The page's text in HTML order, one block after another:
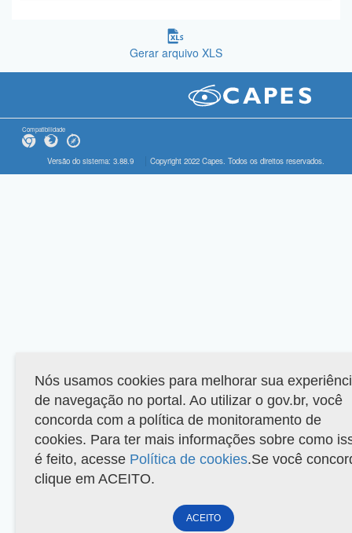
Gerar arquivo XLS
Compatibilidade
Versão do sistema: 3.88.9 Copyright 2022 Capes. Todos os direitos reservados.
Nós usamos cookies para melhorar sua
de navegação no portal. Ao utilizar o gov.br, você
concorda com a política de monitoramento de
cookies. Para ter mais informações sobre como
é feito, acesse Política de cookies.Se você
clique em ACEITO.
ACEITO